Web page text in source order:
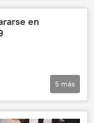
en
5 más